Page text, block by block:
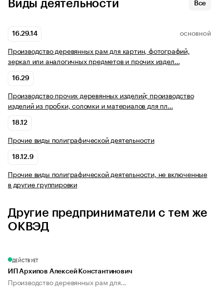
Виды деятельности Все
16.29.14 ОСНОВНОЙ
Производство деревянных рам для картин, фотографий,
зеркал или аналогичных предметов и прочих издел…
16.29
Производство прочих деревянных изделий; производство
изделий из пробки, соломки и материалов для пл…
18.12
Прочие виды полиграфической деятельности
18.12.9
Прочие виды полиграфической деятельности, не включенные
в другие группировки
Другие предприниматели с тем же
ОКВЭД
ДЕЙСТВУЕТ
ИП Архипов Алексей Константинович
Производство деревянных рам для...